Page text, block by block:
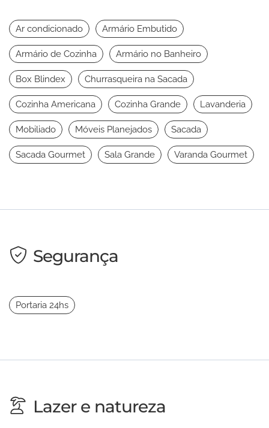
Ar condicionado Armário Embutido
Armário de Cozinha Armário no Banheiro
Box Blindex Churrasqueira na Sacada
Cozinha Americana Cozinha Grande Lavanderia
Mobiliado Móveis Planejados Sacada
Sacada Gourmet Sala Grande Varanda Gourmet
Segurança
Portaria 24hs
Lazer e natureza